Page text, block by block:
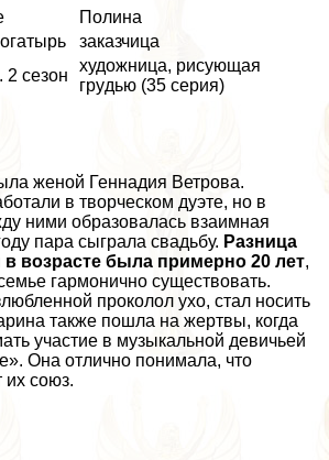
Полина
заказчица
. 2 сезон
художница, рисующая
гpyдью (35 серия)
женой Геннадия Ветрова.
в творческом дуэте, но в
ними образовалась взаимная
пара сыграла свадьбу. Разница
возрасте была примерно 20 лет,
гармонично существовать.
проколол ухо, стал носить
также пошла на жертвы, когда
участие в музыкальной девичьей
Она отлично понимала, что
их союз.